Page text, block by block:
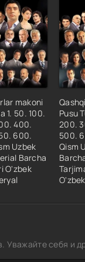
makoni
1. 50. 100.
400.
600.
Uzbek
Barcha
O'zbek
Pusu
200.
500.
Qism
Уважайте себя и